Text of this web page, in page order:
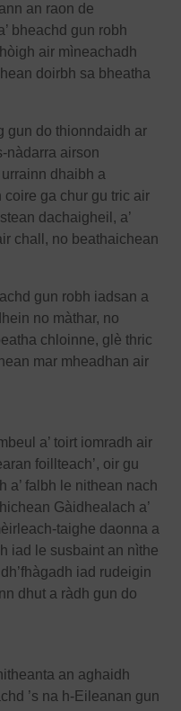
an raon de
bheachd gun robh
air mìneachadh
doirbh sa bheatha
gun do thionndaidh ar
nàdarra airson
dhaibh a
ga chur gu tric air
dachaigheil, a’
chall, no beathaichean
gun robh iadsan a
no màthar, no
chloinne, glè thric
mar mheadhan air
a’ toirt iomradh air
foillteach’, oir gu
a’ falbh le nithean nach
Gàidhealach a’
taighe daonna a
iad le susbaint an nìthe
iad rudeigin
dhut a ràdh gun do
an aghaidh
’s na h-Eileanan gun